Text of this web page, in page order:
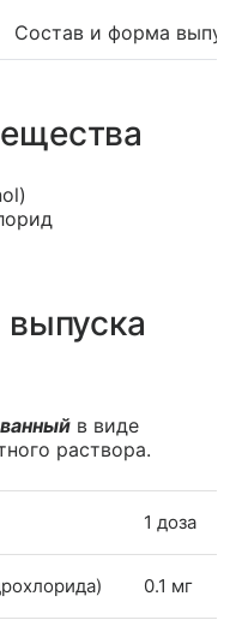
Состав и форма
в виде
раствора.
1 доза
0.1 мг